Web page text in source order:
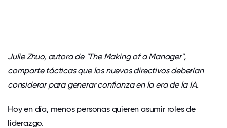
Julie Zhuo, autora de "The Making of a Manager",
comparte tácticas que los nuevos directivos deberían
considerar para generar confianza en la era de la IA.
Hoy en día, menos personas quieren asumir roles de
liderazgo.